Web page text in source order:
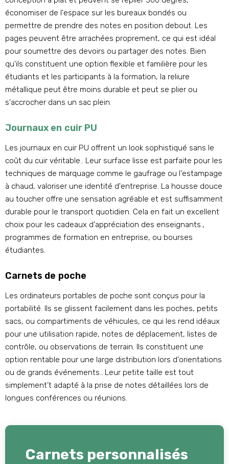
économiser de l'espace sur les bureaux bondés ou
permettre de prendre des notes en position debout. Les
pages peuvent être arrachées proprement, ce qui est idéal
pour soumettre des devoirs ou partager des notes. Bien
qu'ils constituent une option flexible et familière pour les
étudiants et les participants à la formation, la reliure
métallique peut être moins durable et peut se plier ou
s'accrocher dans un sac plein.
Journaux en cuir PU
Les journaux en cuir PU offrent un look sophistiqué sans le
coût du cuir véritable.. Leur surface lisse est parfaite pour les
techniques de marquage comme le gaufrage ou l'estampage
à chaud, valoriser une identité d'entreprise. La housse douce
au toucher offre une sensation agréable et est suffisamment
durable pour le transport quotidien. Cela en fait un excellent
choix pour les cadeaux d'appréciation des enseignants.,
programmes de formation en entreprise, ou bourses
étudiantes.
Carnets de poche
Les ordinateurs portables de poche sont conçus pour la
portabilité. Ils se glissent facilement dans les poches, petits
sacs, ou compartiments de véhicules, ce qui les rend idéaux
pour une utilisation rapide, notes de déplacement, listes de
contrôle, ou observations de terrain. Ils constituent une
option rentable pour une large distribution lors d'orientations
ou de grands événements.. Leur petite taille est tout
simplement’t adapté à la prise de notes détaillées lors de
longues conférences ou réunions.
Carnets personnalisés